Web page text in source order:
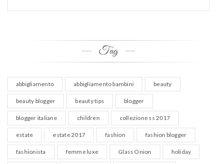
Tag
abbigliamento abbigliamento bambini beauty
beauty blogger beauty tips blogger
blogger italiane children collezione ss 2017
estate estate 2017 fashion fashion blogger
fashionista femme luxe Glass Onion holiday